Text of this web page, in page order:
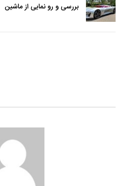
بررسی و رو نمایی از ماشین